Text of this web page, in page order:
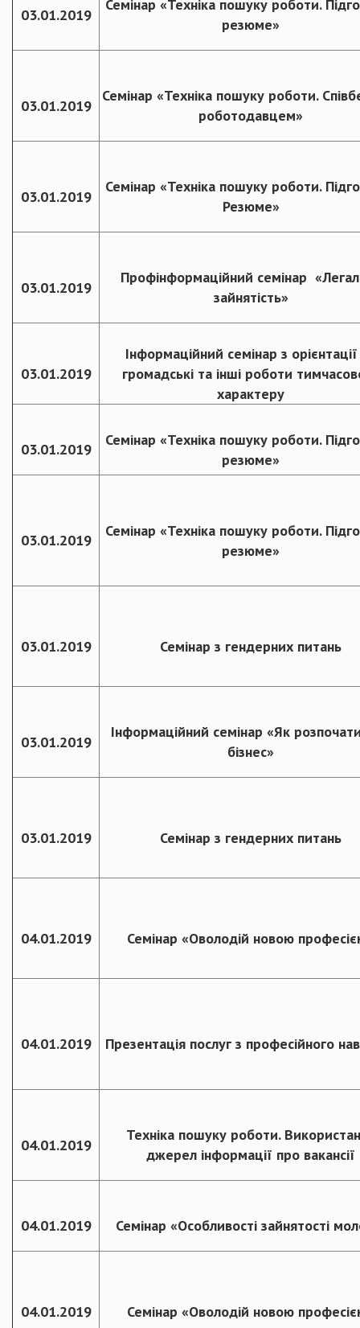
03.01.2019
Семінар «Техніка пошуку роботи.
резюме»
03.01.2019
Семінар «Техніка пошуку роботи.
роботодавцем»
03.01.2019
Семінар «Техніка пошуку роботи.
Резюме»
03.01.2019
Профінформаційний семінар
зайнятість»
03.01.2019
Інформаційний семінар з
громадські та інші роботи
характеру
03.01.2019
Семінар «Техніка пошуку роботи.
резюме»
03.01.2019
Семінар «Техніка пошуку роботи.
резюме»
03.01.2019 Семінар з гендерних питань
03.01.2019
Інформаційний семінар «Як
бізнес»
03.01.2019 Семінар з гендерних питань
04.01.2019 Семінар «Оволодій новою
04.01.2019 Презентація послуг з професійного
04.01.2019
Техніка пошуку роботи.
джерел інформації про вакансії
04.01.2019 Семінар «Особливості зайнятості
04.01.2019 Семінар «Оволодій новою